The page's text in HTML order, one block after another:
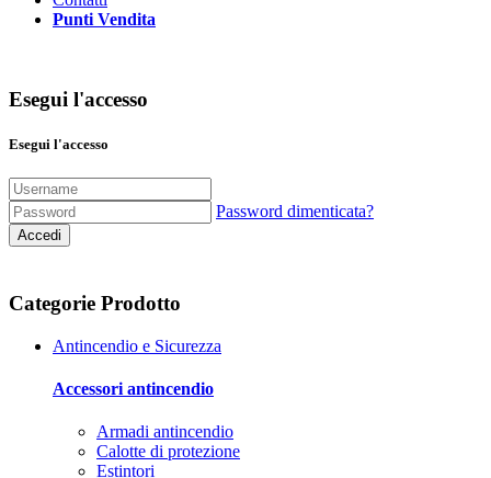
Punti Vendita
Esegui l'accesso
Esegui l'accesso
Password dimenticata?
Accedi
Categorie Prodotto
Antincendio e Sicurezza
Accessori antincendio
Armadi antincendio
Calotte di protezione
Estintori